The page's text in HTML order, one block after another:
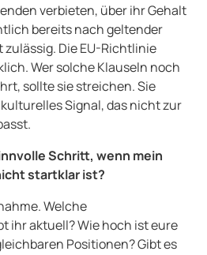
verbieten, über ihr Gehalt
bereits nach geltender
Die EU-Richtlinie
Wer solche Klauseln noch
sollte sie streichen. Sie
Signal, das nicht zur
Schritt, wenn mein
startklar ist?
Welche
ihr aktuell? Wie hoch ist eure
Positionen? Gibt es